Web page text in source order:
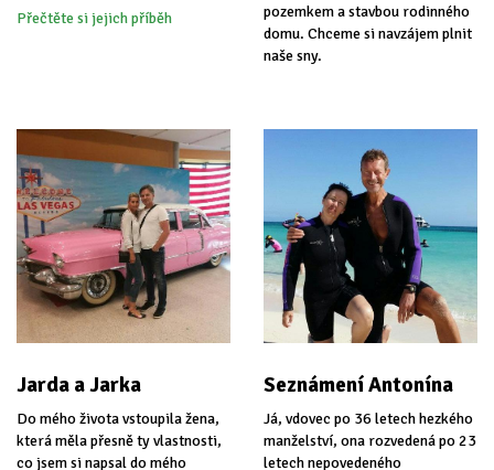
Přečtěte si jejich příběh
pozemkem a stavbou rodinného
domu. Chceme si navzájem plnit
naše sny.
Jarda a Jarka
Do mého života vstoupila žena,
která měla přesně ty vlastnosti,
co jsem si napsal do mého
Seznámení Antonína
Já, vdovec po 36 letech hezkého
manželství, ona rozvedená po 23
letech nepovedeného